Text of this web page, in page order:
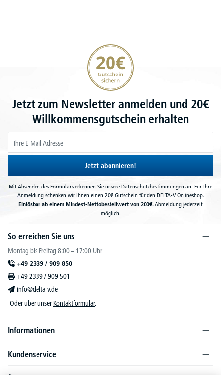
20€ Gutschein sichern
Jetzt zum Newsletter anmelden und 20€
Willkommensgutschein erhalten
Jetzt abonnieren!
Mit Absenden des Formulars erkennen Sie unsere Datenschutzbestimmungen an. Für Ihre
Anmeldung schenken wir Ihnen einen 20€ Gutschein für den DELTA-V Onlineshop.
Einlösbar ab einem Mindest-Nettobestellwert von 200€.Abmeldung jederzeit
möglich.
So erreichen Sie uns
Montag bis Freitag 8:00 – 17:00 Uhr
+49 2339 / 909 850
+49 2339 / 909 501
info@delta-v.de
Oder über unser Kontaktformular.
Informationen
Kundenservice